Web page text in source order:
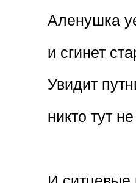
Аленушка
и сгинет
Увидит
никто тут